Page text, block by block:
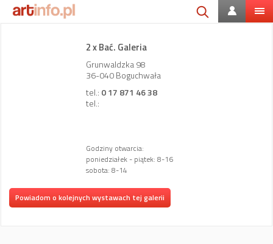
2 x Bać. Galeria
Grunwaldzka 98
36-040 Boguchwała
tel.: 0 17 871 46 38
tel.:
Godziny otwarcia:
poniedziałek - piątek: 8-16
sobota: 8-14
Powiadom o kolejnych wystawach tej galerii